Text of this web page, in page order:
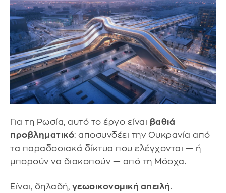
Για τη Ρωσία, αυτό το έργο είναι βαθιά
προβληματικό: αποσυνδέει την Ουκρανία από
τα παραδοσιακά δίκτυα που ελέγχονται — ή
μπορούν να διακοπούν — από τη Μόσχα.
Είναι, δηλαδή, γεωοικονομική απειλή.